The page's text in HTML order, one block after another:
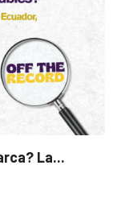
INSIGHTS